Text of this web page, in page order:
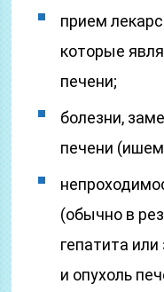
прием
которые
печени;
болезни,
печени
(обычно в
гепатита
и опухоль